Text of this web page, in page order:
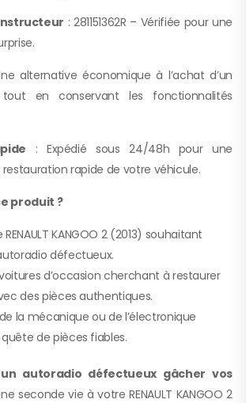
: 281151362R – Vérifiée pour une
alternative économique à l’achat d’un
en conservant les fonctionnalités
: Expédié sous 24/48h pour une
rapide de votre véhicule.
produit ?
KANGOO 2 (2013) souhaitant
défectueux.
d’occasion cherchant à restaurer
des pièces authentiques.
la mécanique ou de l’électronique
de pièces fiables.
autoradio défectueux gâcher vos
seconde vie à votre RENAULT KANGOO 2